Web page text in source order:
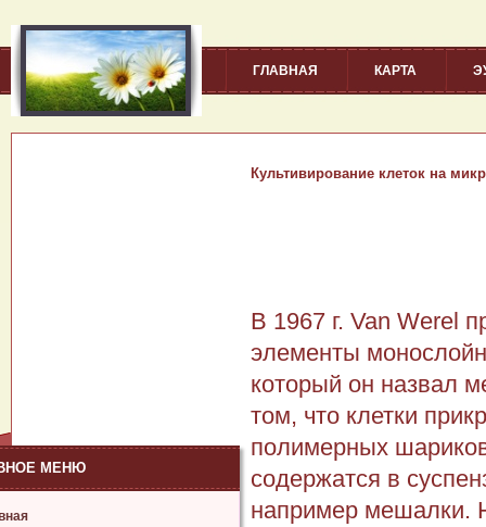
ГЛАВНАЯ КАРТА
МЕНЮ
Культивирование клеток на
В 1967 г. Van Werel
эле­менты
который он назвал
том, что клетки
полимерных
содержатся в
например мешалки.